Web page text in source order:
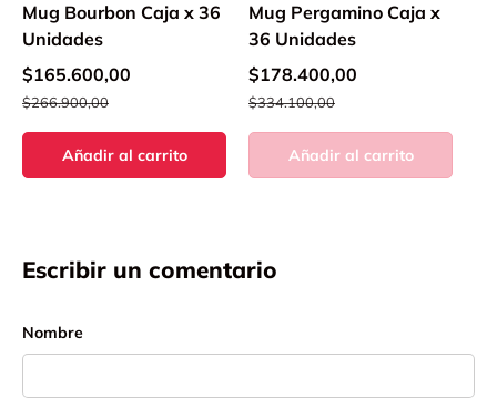
Mug Bourbon Caja x 36
Unidades
$165.600,00
$266.900,00
Añadir al carrito
Mug Pergamino Caja x
36 Unidades
$178.400,00
$334.100,00
Añadir al carrito
Escribir un comentario
Nombre